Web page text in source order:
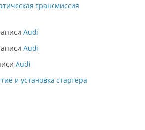
трансмиссия
Audi
Audi
Audi
и установка стартера